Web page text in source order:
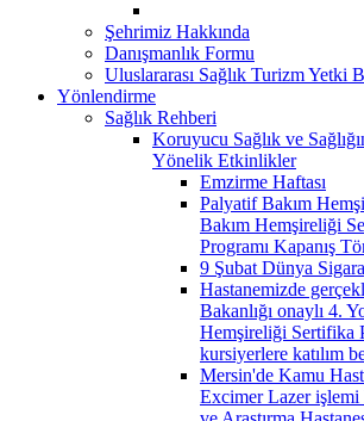
Şehrimiz Hakkında
Danışmanlık Formu
Uluslararası Sağlık Turizm Yetki
Yönlendirme
Sağlık Rehberi
Koruyucu Sağlık ve
Yönelik Etkinlikler
Emzirme Haftası
Palyatif Bakım
Bakım Hemşireliği
Programı Kapanış
9 Şubat Dünya
Hastanemizde
Bakanlığı onaylı 4.
Hemşireliği Sertifika
kursiyerlere katılım
Mersin'de Kamu
Excimer Lazer